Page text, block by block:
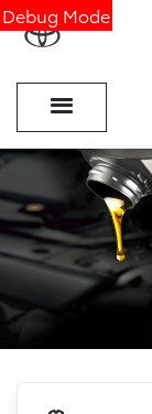
Debug Mode